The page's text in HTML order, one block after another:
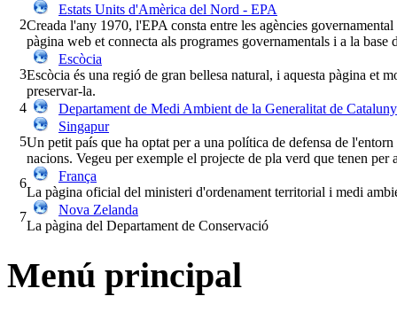
2
Estats Units d'Amèrica del Nord - EPA
Creada l'any 1970, l'EPA consta entre les agències
pàgina web et connecta als programes governamentals i a la
3
Escòcia
Escòcia és una regió de gran bellesa natural, i aquesta pàgina et
preservar-la.
4
Departament de Medi Ambient de la Generalitat de
5
Singapur
Un petit país que ha optat per a una política de defensa de
nacions. Vegeu per exemple el projecte de pla verd que tenen per
6
França
La pàgina oficial del ministeri d'ordenament territorial i medi
7
Nova Zelanda
La pàgina del Departament de Conservació
Menú principal